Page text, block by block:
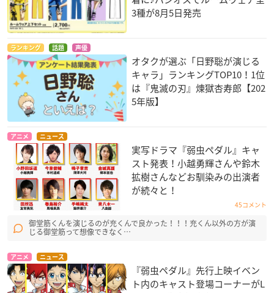
3種が8月5日発売
ランキング 話題 声優
オタクが選ぶ「日野聡が演じる
キャラ」ランキングTOP10！1位
は『鬼滅の刃』煉󠄁獄杏寿郎【202
5年版】
アニメ ニュース
実写ドラマ『弱虫ペダル』キャ
スト発表！小越勇輝さんや鈴木
拡樹さんなどお馴染みの出演者
が続々と！
45コメント
御堂筋くんを演じるのが充くんで良かった！！！充くん以外の方が演
じる御堂筋って想像できなく…
アニメ ニュース
『弱虫ペダル』先行上映イベン
ト内のキャスト登場コーナーがL